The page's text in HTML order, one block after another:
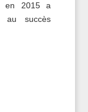
en 2015 a
succès